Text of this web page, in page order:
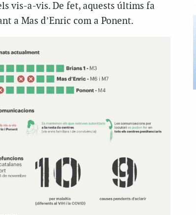
vis-a-vis. De fet, aquests últims fa
a Mas d’Enric com a Ponent.